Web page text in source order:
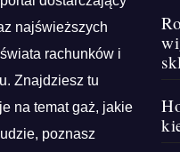
najświeższych
rachunków i
Znajdziesz tu
na temat gaż, jakie
poznasz